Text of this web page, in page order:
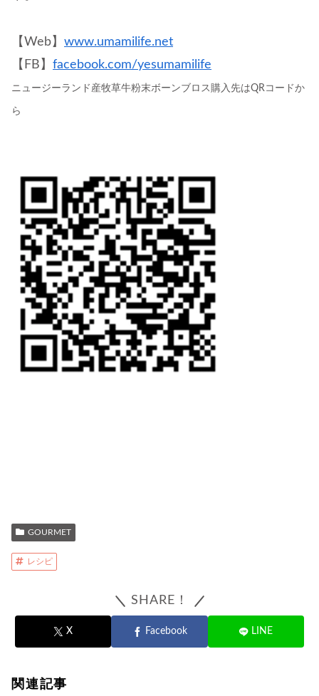
【Web】 www.umamilife.net
【FB】 facebook.com/yesumamilife
ニュージーランド産牧草牛粉末ボーンブロス購入先はQRコードか
ら
GOURMET
レシピ
SHARE！
X Facebook LINE
関連記事